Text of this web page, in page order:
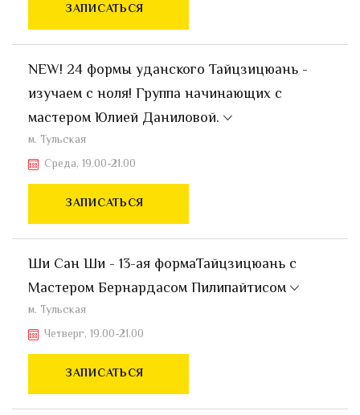
ЗАПИСАТЬСЯ
NEW! 24 формы уданского Тайцзицюань -
изучаем с ноля! Группа начинающих с
мастером Юлией Даниловой.
м. Тульская
Среда, 19.00-21.00
ЗАПИСАТЬСЯ
Ши Сан Ши - 13-ая формаТайцзицюань с
Мастером Бернардасом Пилипайтисом
м. Тульская
Четверг, 19.00-21.00
ЗАПИСАТЬСЯ